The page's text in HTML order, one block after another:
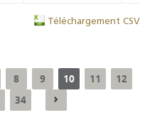
Téléchargement CSV
8 9 10 11
12
34